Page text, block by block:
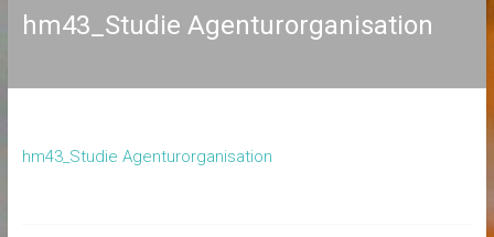
hm43_Studie Agenturorganisation
hm43_Studie Agenturorganisation